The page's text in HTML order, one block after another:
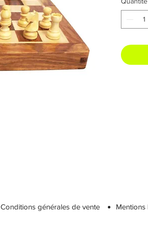
Conditions générales de vente Mentions